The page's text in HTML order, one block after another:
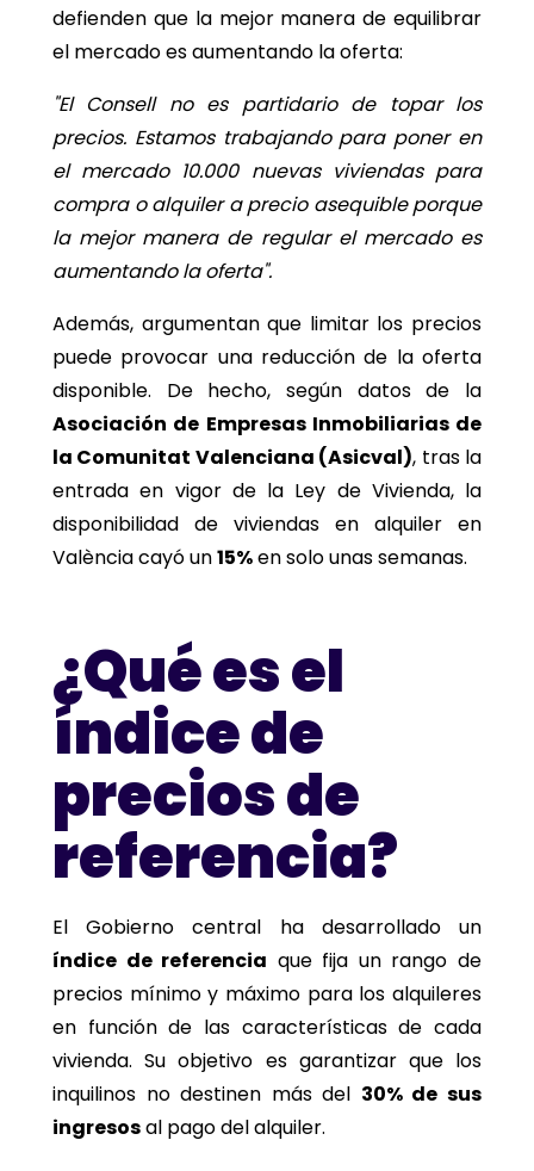
defienden que la mejor manera de equilibrar
el mercado es aumentando la oferta:
"El Consell no es partidario de topar los
precios. Estamos trabajando para poner en
el mercado 10.000 nuevas viviendas para
compra o alquiler a precio asequible porque
la mejor manera de regular el mercado es
aumentando la oferta".
Además, argumentan que limitar los precios
puede provocar una reducción de la oferta
disponible. De hecho, según datos de la
Asociación de Empresas Inmobiliarias de
la Comunitat Valenciana (Asicval), tras la
entrada en vigor de la Ley de Vivienda, la
disponibilidad de viviendas en alquiler en
València cayó un15%en solo unas semanas.
¿Qué es el
índice de
precios de
referencia?
El Gobierno central ha desarrollado un
índice de referencia que fija un rango de
precios mínimo y máximo para los alquileres
en función de las características de cada
vivienda. Su objetivo es garantizar que los
inquilinos no destinen más del 30% de sus
ingresosal pago del alquiler.